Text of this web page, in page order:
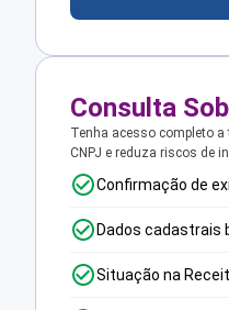
Consulta
Tenha acesso completo
CNPJ e reduza riscos de
Confirmação de
Dados cadastrais
Situação na